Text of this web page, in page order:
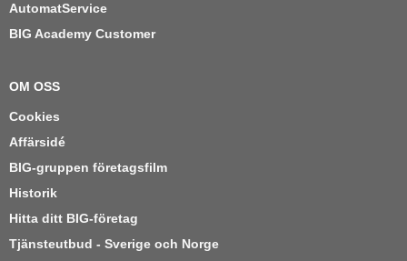
AutomatService
BIG Academy Customer
OM OSS
Cookies
Affärsidé
BIG-gruppen företagsfilm
Historik
Hitta ditt BIG-företag
Tjänsteutbud - Sverige och Norge